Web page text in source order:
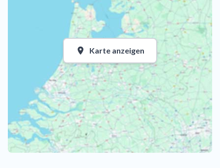
Karte anzeigen